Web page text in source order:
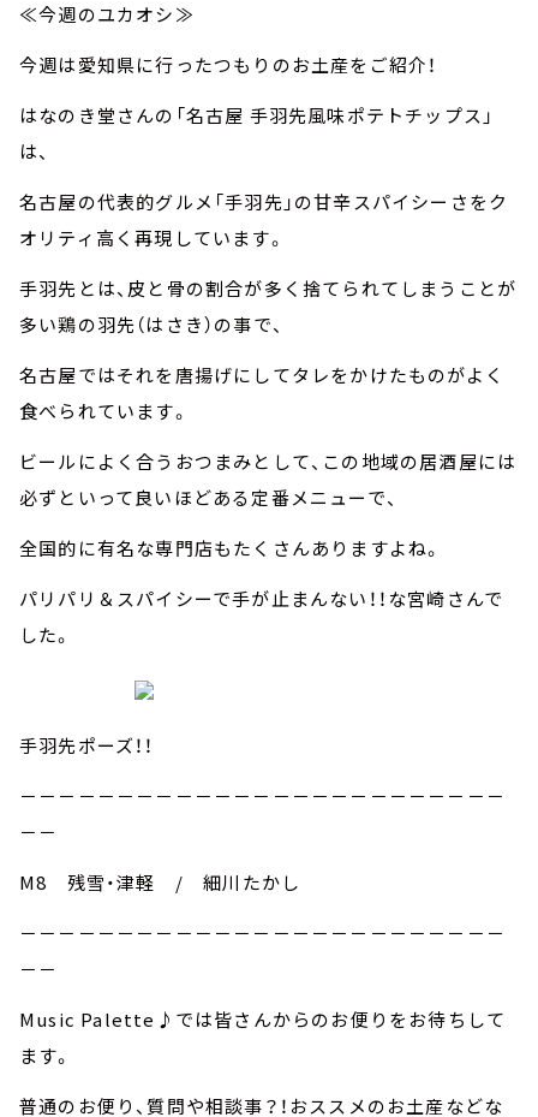
≪今週のユカオシ≫
今週は愛知県に行ったつもりのお土産をご紹介！
はなのき堂さんの「名古屋 手羽先風味ポテトチップス」
は、
名古屋の代表的グルメ「手羽先」の甘辛スパイシーさをク
オリティ高く再現しています。
手羽先とは、皮と骨の割合が多く捨てられてしまうことが
多い鶏の羽先（はさき）の事で、
名古屋ではそれを唐揚げにしてタレをかけたものがよく
食べられています。
ビールによく合うおつまみとして、この地域の居酒屋には
必ずといって良いほどある定番メニューで、
全国的に有名な専門店もたくさんありますよね。
パリパリ＆スパイシーで手が止まんない！！な宮崎さんで
した。
手羽先ポーズ！！
－－－－－－－－－－－－－－－－－－－－－－－－－
－－
M8 残雪・津軽 / 細川たかし
－－－－－－－－－－－－－－－－－－－－－－－－－
－－
Music Palette♪では皆さんからのお便りをお待ちして
ます。
普通のお便り、質問や相談事？！おススメのお土産などな